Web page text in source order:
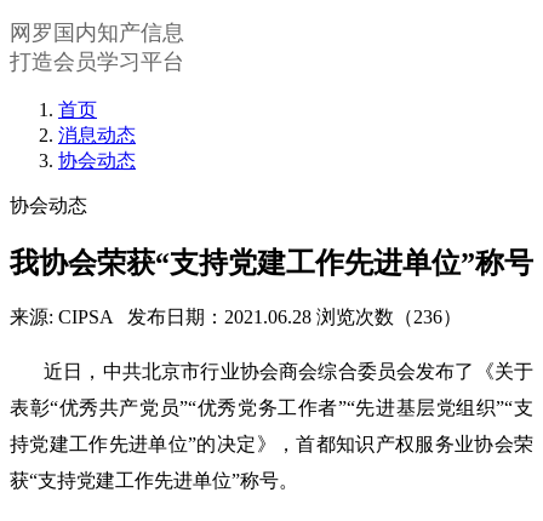
网罗国内知产信息
打造会员学习平台
首页
消息动态
协会动态
协会动态
我协会荣获“支持党建工作先进单位”称号
来源: CIPSA 发布日期：2021.06.28 浏览次数（236）
近日，中共北京市行业协会商会综合委员会发布了《关于
表彰“优秀共产党员”“优秀党务工作者”“先进基层党组织”“支
持党建工作先进单位”的决定》，首都知识产权服务业协会荣
获“支持党建工作先进单位”称号。